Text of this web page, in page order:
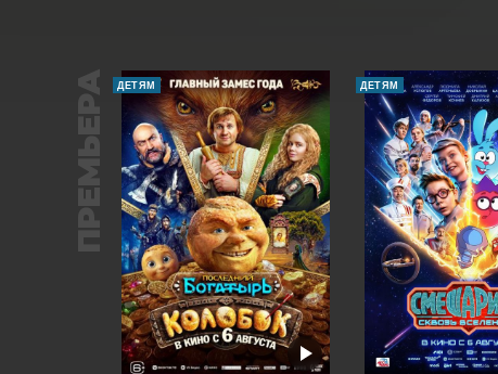
ПРЕМЬЕРА ДЕТЯМ ДЕТЯМ